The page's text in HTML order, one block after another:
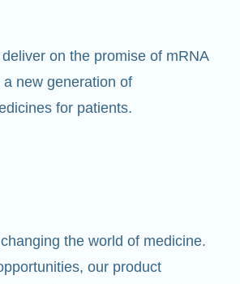
on the promise of mRNA
new generation of
for patients.
the world of medicine.
our product